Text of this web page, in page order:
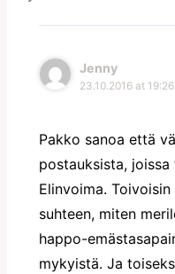
Jenny
23.10.2016 at 19:26
Pakko sanoa että
postauksista,
Elinvoima.
suhteen, miten
happo-
mykyistä. Ja